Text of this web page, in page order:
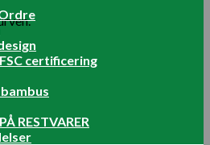
certificering
RESTVARER